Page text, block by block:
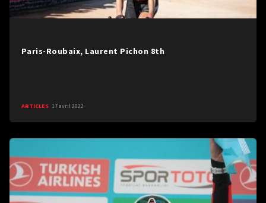
Paris-Roubaix, Laurent Pichon 8th
ARTICLES 17 avril 2022